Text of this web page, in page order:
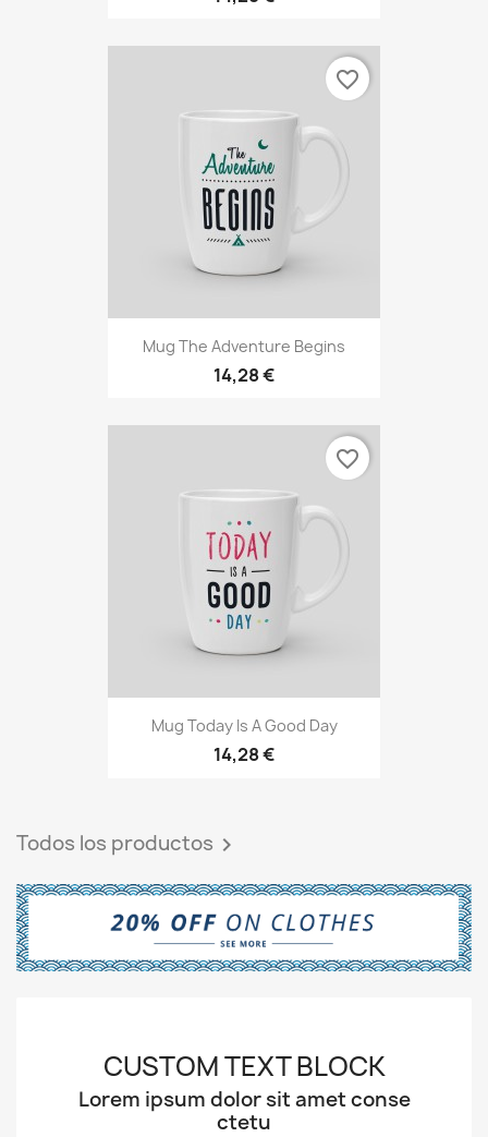
Mug The Adventure Begins
14,28 €
favorite_border
Mug Today Is A Good Day
14,28 €
favorite_border
Todos los productos 
CUSTOM TEXT BLOCK
Lorem ipsum dolor sit amet conse
ctetu